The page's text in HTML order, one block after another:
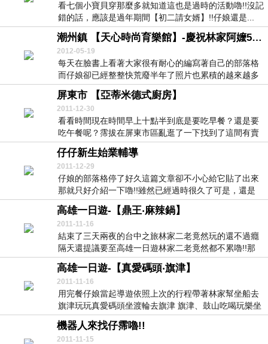
看七個小寶貝穿那麼多就知道這也是過時的活動嚕!!沒記
錯的話，應該是過年期間【初二請女婿】!!仔娘還是...
潮州鎮 【天心時尚育樂館】-慶祝林家阿嬤58歲大壽
2012-05-19
每天在臉書上看著大家很有耐心的編寫著自己的部落格
而仔娘卻已經整整快荒廢半年了照片也累積的越來越多
真的...
屏東市 【亞蒂米德式廚房】
2011-12-30
看看時間現在時間早上十點半到底是要吃早餐？還是要
吃午餐呢？霈拔在屏東市區亂逛了一下找到了這間有賣
早餐...
仔仔新生始業輔導
2011-12-29
仔娘的部落格停了好久這篇文章卻不小心給它貼了出來
那就只好介紹一下嚕!!雖然已經過時很久了可是，還是
要...
高雄一日遊-【鼎王‧麻辣鍋】
2011-11-16
結束了三天兩夜的台中之旅林家二老竟然玩的還不過癮
隔天還提議要至高雄一日遊林家二老竟然都不累嚕!!那
仔...
高雄一日遊-【真愛碼頭‧旗津】
2011-11-16
用完餐仔娘當起導遊依照上次的行程帶著林家幫坐船去
旗津玩玩真愛碼頭坐渡輪去旗津 旗津、鼓山吃喝玩樂坐
船...
機器人來找仔霈嚕!!
2011-11-15